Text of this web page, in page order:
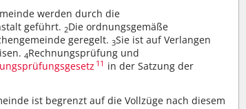
werden durch die
geführt. 2Die ordnungsgemäße
geregelt.3Sie ist auf Verlangen
4Rechnungsprüfung und
11 in der Satzung der
ist begrenzt auf die Vollzüge nach diesem